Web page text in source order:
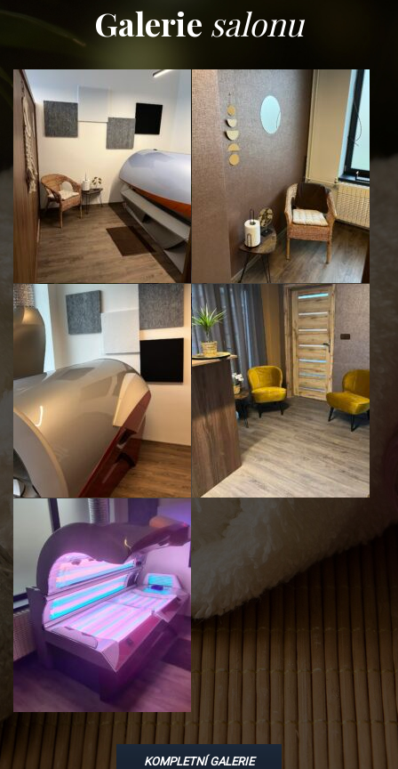
Galerie salonu
KOMPLETNÍ GALERIE